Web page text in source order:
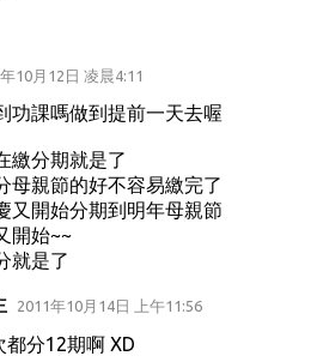
10月12日 凌晨4:11
功課嗎做到提前一天去喔
繳分期就是了
母親節的好不容易繳完了
又開始分期到明年母親節
開始~~
就是了
2011年10月14日 上午11:56
都分12期啊 XD